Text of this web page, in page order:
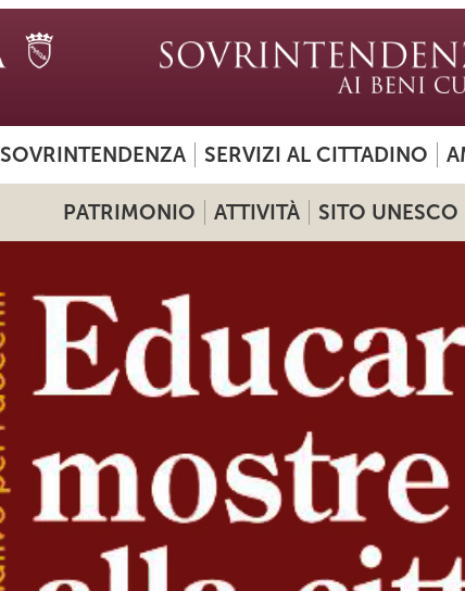
SOVRINTENDENZA SERVIZI AL CITTADINO
PATRIMONIO ATTIVITÀ SITO UNESCO